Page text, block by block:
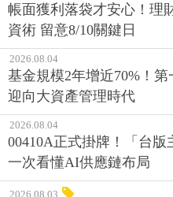
帳面獲利落袋才安心！理
資術 留意8/10關鍵日
2026.08.04
基金規模2年增近70%！
迎向大資產管理時代
2026.08.04
00410A正式掛牌！「台版
一次看懂AI供應鏈布局
2026.08.03